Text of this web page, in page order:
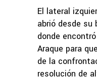
El lateral
abrió desde su
donde
Araque para
de la
resolución de